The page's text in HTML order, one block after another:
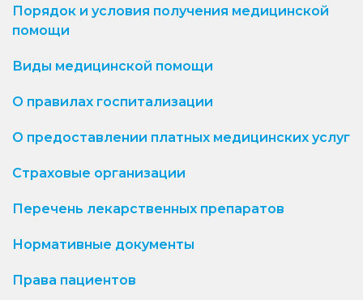
Порядок и условия получения медицинской
помощи
Виды медицинской помощи
О правилах госпитализации
О предоставлении платных медицинских услуг
Страховые организации
Перечень лекарственных препаратов
Нормативные документы
Права пациентов